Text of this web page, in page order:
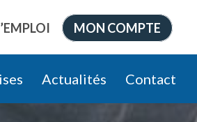
MON COMPTE
Actualités Contact